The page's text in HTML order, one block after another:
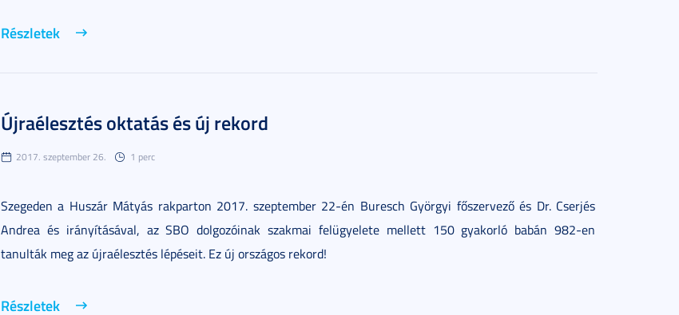
Részletek
Újraélesztés oktatás és új rekord
2017. szeptember 26. 1 perc
Szegeden a Huszár Mátyás rakparton 2017. szeptember 22-én Buresch Györgyi főszervező és Dr. Cserjés
Andrea és irányításával, az SBO dolgozóinak szakmai felügyelete mellett 150 gyakorló babán 982-en
tanulták meg az újraélesztés lépéseit. Ez új országos rekord!
Részletek